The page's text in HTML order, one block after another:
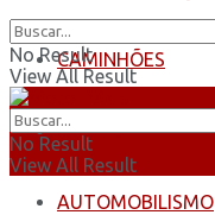
CAMINHÕES
ÔNIBUS
AUTOMOBILISMO
No Result
View All Result
No Result
View All Result